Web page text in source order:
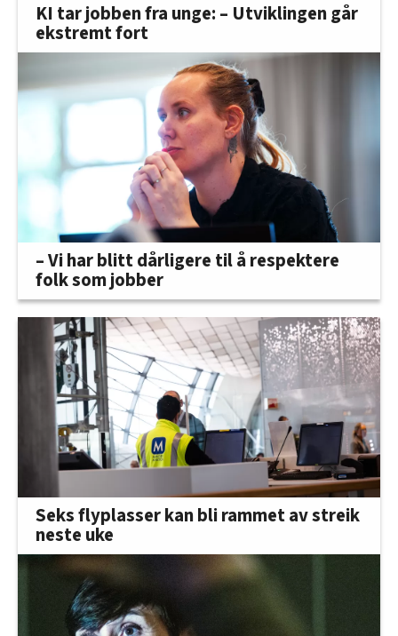
KI tar jobben fra unge: – Utviklingen går
ekstremt fort
– Vi har blitt dårligere til å respektere
folk som jobber
Seks flyplasser kan bli rammet av streik
neste uke